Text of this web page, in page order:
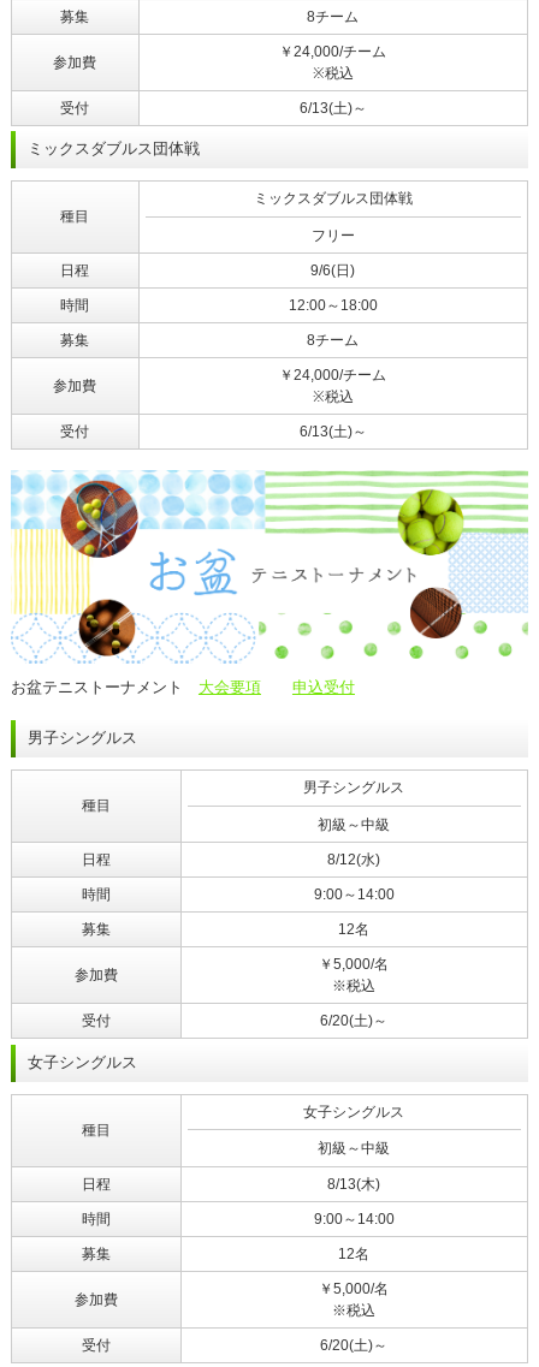
募集 8チーム
参加費
￥24,000/チーム
※税込
受付 6/13(土)～
ミックスダブルス団体戦
種目
ミックスダブルス団体戦
フリー
日程 9/6(日)
時間 12:00～18:00
募集 8チーム
参加費
￥24,000/チーム
※税込
受付 6/13(土)～
お盆テニストーナメント 大会要項 申込受付
男子シングルス
種目
男子シングルス
初級～中級
日程 8/12(水)
時間 9:00～14:00
募集 12名
参加費
￥5,000/名
※税込
受付 6/20(土)～
女子シングルス
種目
女子シングルス
初級～中級
日程 8/13(木)
時間 9:00～14:00
募集 12名
参加費
￥5,000/名
※税込
受付 6/20(土)～